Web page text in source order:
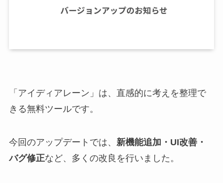
「アイディアレーン」は、直感的に考えを整理で
きる無料ツールです。
今回のアップデートでは、 新機能追加・UI改善・
バグ修正など、多くの改良を行いました。